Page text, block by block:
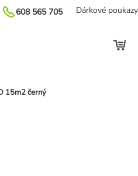
608 565 705 Dárkové poukazy
15m2 černý